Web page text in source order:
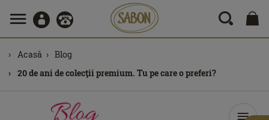
Acasă
Blog
20 de ani de colecţii premium. Tu pe care o preferi?